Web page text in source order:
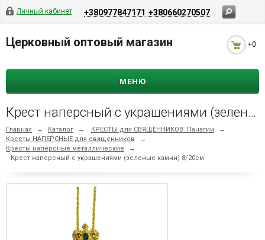
Личный кабинет +380977847171 +380660270507
Церковный оптовый магазин +0
МЕНЮ
Крест наперсный с украшениями (зеленые камни) 8/20см
Главная → Каталог → КРЕСТЫ для СВЯЩЕННИКОВ. Панагии
→
Кресты НАПЕРСНЫЕ для священников
→
Кресты наперсные металлические
→
Крест наперсный с украшениями (зеленые камни) 8/20см